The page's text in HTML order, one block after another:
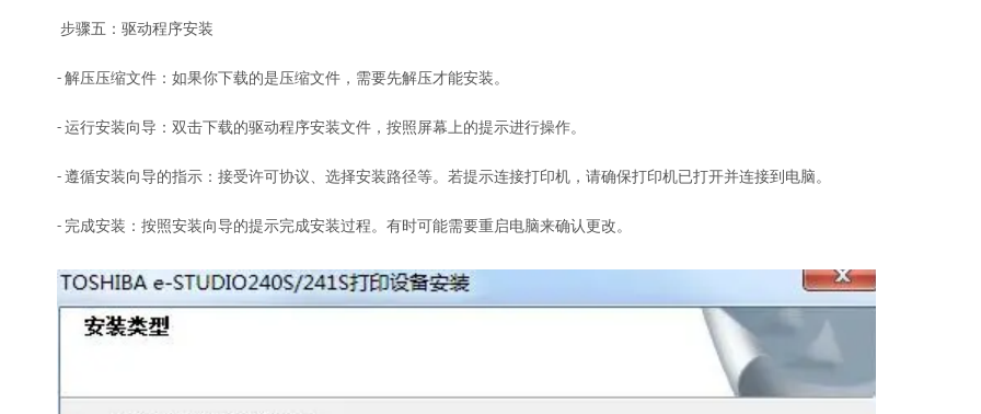
步骤五：驱动程序安装
- 解压压缩文件：如果你下载的是压缩文件，需要先解压才能安装。
- 运行安装向导：双击下载的驱动程序安装文件，按照屏幕上的提示进行操作。
- 遵循安装向导的指示：接受许可协议、选择安装路径等。若提示连接打印机，请确保打印机已打开并连接到电脑。
- 完成安装：按照安装向导的提示完成安装过程。有时可能需要重启电脑来确认更改。